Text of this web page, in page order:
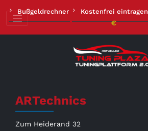
Inhalt
springen
Bußgeldrechner Kostenfrei eintragen
€
ARTechnics
Zum Heiderand 32